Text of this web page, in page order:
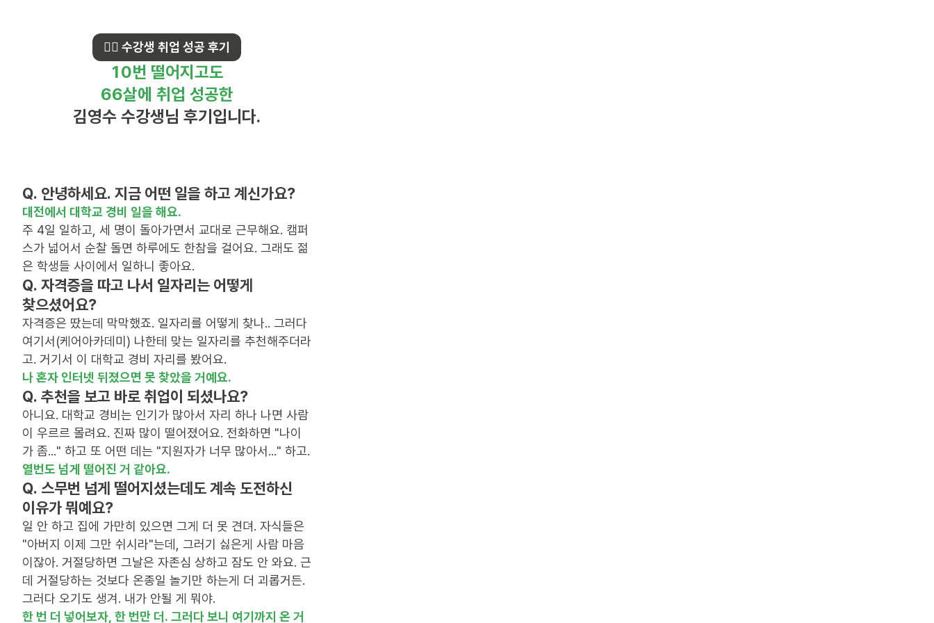
💁‍♂️ 수강생 취업 성공 후기
10번 떨어지고도
66살에 취업 성공한
김영수 수강생님 후기입니다.
Q. 안녕하세요. 지금 어떤 일을 하고 계신가요?
주 4일 일하고, 세 명이 돌아가면서 교대로 근무해요. 캠퍼
스가 넓어서 순찰 돌면 하루에도 한참을 걸어요. 그래도 젊
은 학생들 사이에서 일하니 좋아요.
Q. 자격증을 따고 나서 일자리는 어떻게
찾으셨어요?
자격증은 땄는데 막막했죠. 일자리를 어떻게 찾나.. 그러다
여기서(케어아카데미) 나한테 맞는 일자리를 추천해주더라
나 혼자 인터넷 뒤졌으면 못 찾았을 거예요.
Q. 추천을 보고 바로 취업이 되셨나요?
아니요. 대학교 경비는 인기가 많아서 자리 하나 나면 사람
이 우르르 몰려요. 진짜 많이 떨어졌어요. 전화하면 "나이
열번도 넘게 떨어진 거 같아요.
Q. 스무번 넘게 떨어지셨는데도 계속 도전하신
이유가 뭐예요?
일 안 하고 집에 가만히 있으면 그게 더 못 견뎌. 자식들은
"아버지 이제 그만 쉬시라"는데, 그러기 싫은게 사람 마음
이잖아. 거절당하면 그날은 자존심 상하고 잠도 안 와요. 근
데 거절당하는 것보다 온종일 놀기만 하는게 더 괴롭거든.
한 번 더 넣어보자, 한 번만 더. 그러다 보니 여기까지 온 거